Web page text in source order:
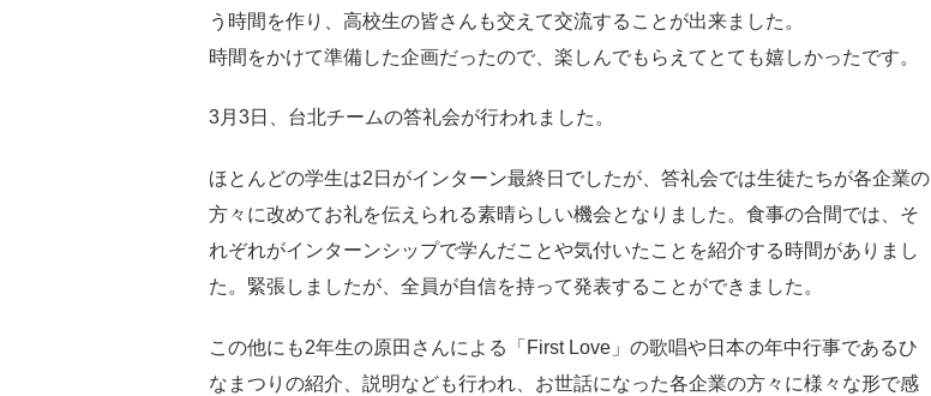
う時間を作り、高校生の皆さんも交えて交流することが出来ました。
時間をかけて準備した企画だったので、楽しんでもらえてとても嬉しかったです。
3月3日、台北チームの答礼会が行われました。
ほとんどの学生は2日がインターン最終日でしたが、答礼会では生徒たちが各企業の
方々に改めてお礼を伝えられる素晴らしい機会となりました。食事の合間では、そ
れぞれがインターンシップで学んだことや気付いたことを紹介する時間がありまし
た。緊張しましたが、全員が自信を持って発表することができました。
この他にも2年生の原田さんによる「First Love」の歌唱や日本の年中行事であるひ
なまつりの紹介、説明なども行われ、お世話になった各企業の方々に様々な形で感